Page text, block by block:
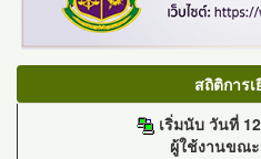
สถิติการ
เริ่มนับ วันที่
ผู้ใช้งานขณ